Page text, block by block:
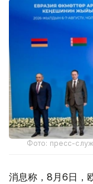
Фото: пресс-
消息称，8月6日，